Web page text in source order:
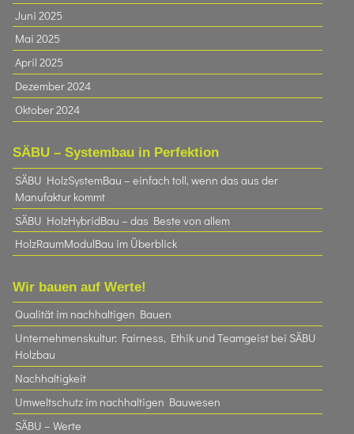
Juni 2025
Mai 2025
April 2025
Dezember 2024
Oktober 2024
SÄBU – Systembau in Perfektion
SÄBU HolzSystemBau – einfach toll, wenn das aus der
Manufaktur kommt
SÄBU HolzHybridBau – das Beste von allem
HolzRaumModulBau im Überblick
Wir bauen auf Werte!
Qualität im nachhaltigen Bauen
Unternehmenskultur: Fairness, Ethik und Teamgeist bei SÄBU
Holzbau​
Nachhaltigkeit
Umweltschutz im nachhaltigen Bauwesen
SÄBU – Werte